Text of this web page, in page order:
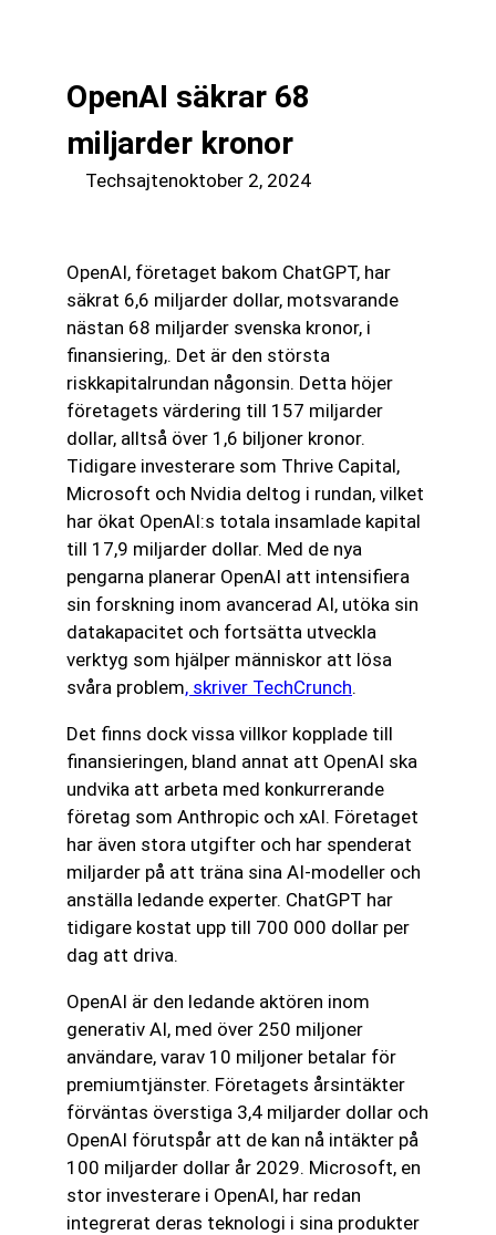
OpenAI säkrar 68
miljarder kronor
Techsajtenoktober 2, 2024
OpenAI, företaget bakom ChatGPT, har
säkrat 6,6 miljarder dollar, motsvarande
nästan 68 miljarder svenska kronor, i
finansiering,. Det är den största
riskkapitalrundan någonsin. Detta höjer
företagets värdering till 157 miljarder
dollar, alltså över 1,6 biljoner kronor.
Tidigare investerare som Thrive Capital,
Microsoft och Nvidia deltog i rundan, vilket
har ökat OpenAI:s totala insamlade kapital
till 17,9 miljarder dollar. Med de nya
pengarna planerar OpenAI att intensifiera
sin forskning inom avancerad AI, utöka sin
datakapacitet och fortsätta utveckla
verktyg som hjälper människor att lösa
svåra problem, skriver TechCrunch.
Det finns dock vissa villkor kopplade till
finansieringen, bland annat att OpenAI ska
undvika att arbeta med konkurrerande
företag som Anthropic och xAI. Företaget
har även stora utgifter och har spenderat
miljarder på att träna sina AI-modeller och
anställa ledande experter. ChatGPT har
tidigare kostat upp till 700 000 dollar per
dag att driva.
OpenAI är den ledande aktören inom
generativ AI, med över 250 miljoner
användare, varav 10 miljoner betalar för
premiumtjänster. Företagets årsintäkter
förväntas överstiga 3,4 miljarder dollar och
OpenAI förutspår att de kan nå intäkter på
100 miljarder dollar år 2029. Microsoft, en
stor investerare i OpenAI, har redan
integrerat deras teknologi i sina produkter